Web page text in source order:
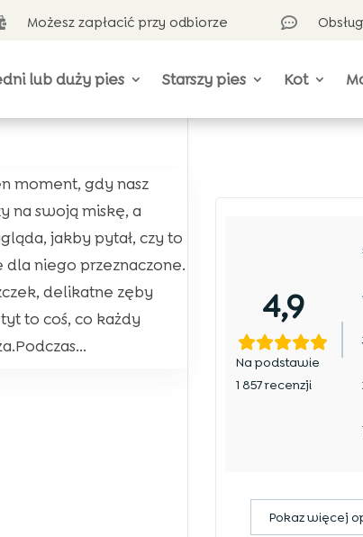
Możesz zapłacić przy odbiorze 
lub duży pies Starszy pies Kot
moment, gdy nasz
na swoją miskę, a
jakby pytał, czy to
dla niego przeznaczone.
delikatne zęby
to coś, co każdy
4,9
Na podstawie
1 857 recenzji
Pokaz więcej